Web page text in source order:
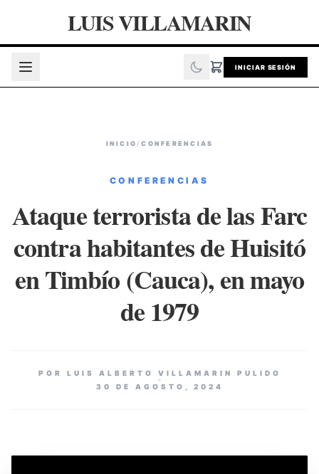
LUIS VILLAMARIN
INICIAR SESIÓN
INICIO /CONFERENCIAS
CONFERENCIAS
Ataque terrorista de las Farc
contra habitantes de Huisitó
en Timbío (Cauca), en mayo
de 1979
POR LUIS ALBERTO VILLAMARIN PULIDO
30 DE AGOSTO, 2024